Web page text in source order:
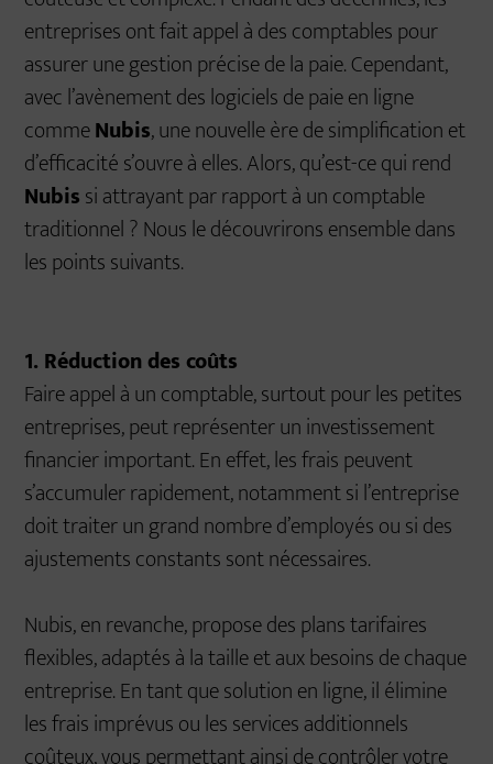
entreprises ont fait appel à des comptables pour
assurer une gestion précise de la paie. Cependant,
avec l’avènement des logiciels de paie en ligne
commeNubis, une nouvelle ère de simplification et
d’efficacité s’ouvre à elles. Alors, qu’est-ce qui rend
Nubissi attrayant par rapport à un comptable
traditionnel ? Nous le découvrirons ensemble dans
les points suivants.
1. Réduction des coûts
Faire appel à un comptable, surtout pour les petites
entreprises, peut représenter un investissement
financier important. En effet, les frais peuvent
s’accumuler rapidement, notamment si l’entreprise
doit traiter un grand nombre d’employés ou si des
ajustements constants sont nécessaires.
Nubis, en revanche, propose des plans tarifaires
flexibles, adaptés à la taille et aux besoins de chaque
entreprise. En tant que solution en ligne, il élimine
les frais imprévus ou les services additionnels